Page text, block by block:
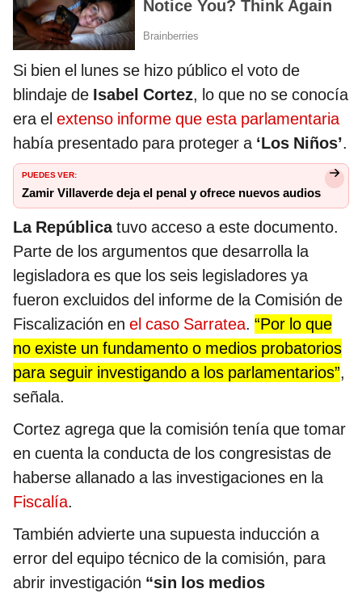
Si bien el lunes se hizo público el voto de
blindaje de Isabel Cortez, lo que no se conocía
era el extenso informe que esta parlamentaria
había presentado para proteger a ‘Los Niños’.
PUEDES VER:
Zamir Villaverde deja el penal y ofrece nuevos audios
La Repúblicatuvo acceso a este documento.
Parte de los argumentos que desarrolla la
legisladora es que los seis legisladores ya
fueron excluidos del informe de la Comisión de
Fiscalización en el caso Sarratea. “Por lo que
no existe un fundamento o medios probatorios
para seguir investigando a los parlamentarios”,
señala.
Cortez agrega que la comisión tenía que tomar
en cuenta la conducta de los congresistas de
haberse allanado a las investigaciones en la
Fiscalía.
También advierte una supuesta inducción a
error del equipo técnico de la comisión, para
abrir investigación “sin los medios